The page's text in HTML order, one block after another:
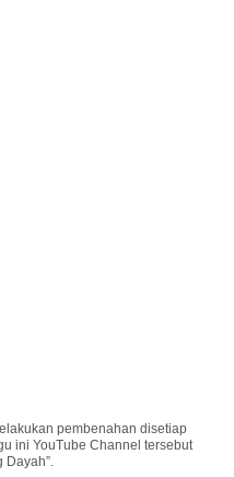
pembenahan disetiap
ini YouTube Channel tersebut